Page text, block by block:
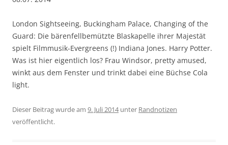
London Sightseeing, Buckingham Palace, Changing of the
Guard: Die bärenfellbemützte Blaskapelle ihrer Majestät
spielt Filmmusik-Evergreens (!) Indiana Jones. Harry Potter.
Was ist hier eigentlich los? Frau Windsor, pretty amused,
winkt aus dem Fenster und trinkt dabei eine Büchse Cola
light.
Dieser Beitrag wurde am 9. Juli 2014unter Randnotizen
veröffentlicht.